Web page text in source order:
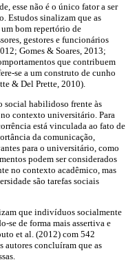
esse não é o único fator a ser
Estudos sinalizam que as
bom repertório de
gestores e funcionários
Gomes & Soares, 2013;
que contribuem
se a um construto de cunho
& Del Prette, 2010).
social habilidoso frente às
contexto universitário. Para
está vinculada ao fato de
da comunicação,
para o universitário, como
podem ser considerados
no contexto acadêmico, mas
são tarefas sociais
que indivíduos socialmente
se de forma mais assertiva e
et al. (2012) com 542
concluíram que as